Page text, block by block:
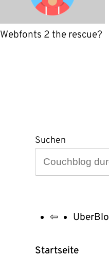
Webfonts 2 the rescue?
Suchen
UberBlogr
Webring
⇦
Startseite